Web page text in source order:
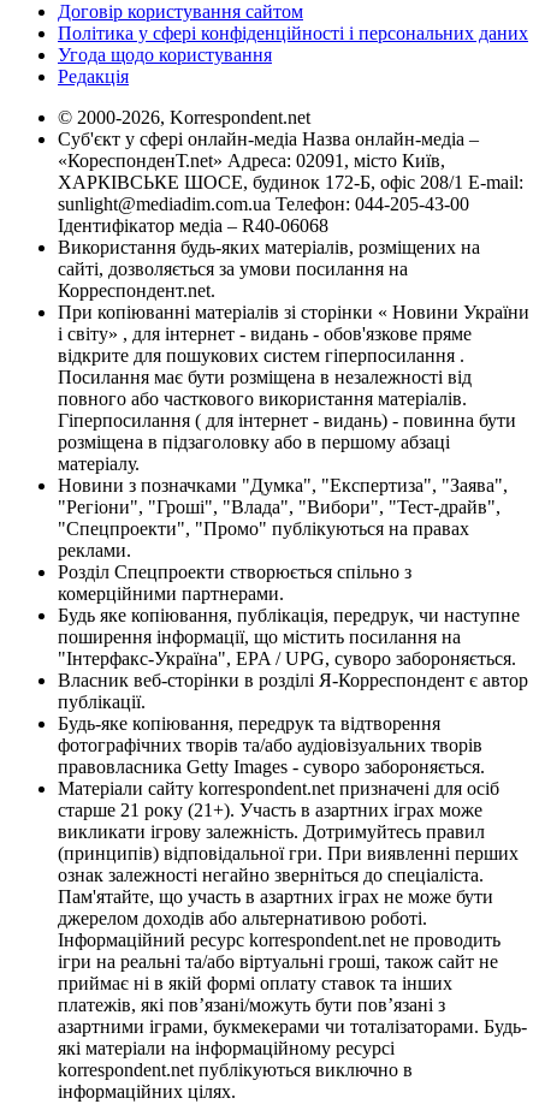
Договір користування сайтом
Політика у сфері конфіденційності і персональних даних
Угода щодо користування
Редакція
© 2000-2026, Korrespondent.net
Суб'єкт у сфері онлайн-медіа Назва онлайн-медіа –
«КореспонденТ.net» Адреса: 02091, місто Київ,
ХАРКІВСЬКЕ ШОСЕ, будинок 172-Б, офіс 208/1 E-mail:
sunlight@mediadim.com.ua Телефон: 044-205-43-00
Ідентифікатор медіа – R40-06068
Використання будь-яких матеріалів, розміщених на
сайті, дозволяється за умови посилання на
Корреспондент.net.
При копіюванні матеріалів зі сторінки « Новини України
і світу» , для інтернет - видань - обов'язкове пряме
відкрите для пошукових систем гіперпосилання .
Посилання має бути розміщена в незалежності від
повного або часткового використання матеріалів.
Гіперпосилання ( для інтернет - видань) - повинна бути
розміщена в підзаголовку або в першому абзаці
матеріалу.
Новини з позначками "Думка", "Експертиза", "Заява",
"Регіони", "Гроші", "Влада", "Вибори", "Тест-драйв",
"Спецпроекти", "Промо" публікуються на правах
реклами.
Розділ Спецпроекти створюється спільно з
комерційними партнерами.
Будь яке копіювання, публікація, передрук, чи наступне
поширення інформації, що містить посилання на
"Інтерфакс-Україна", EPA / UPG, суворо забороняється.
Власник веб-сторінки в розділі Я-Корреспондент є автор
публікації.
Будь-яке копіювання, передрук та відтворення
фотографічних творів та/або аудіовізуальних творів
правовласника Getty Images - суворо забороняється.
Матеріали сайту korrespondent.net призначені для осіб
старше 21 року (21+). Участь в азартних іграх може
викликати ігрову залежність. Дотримуйтесь правил
(принципів) відповідальної гри. При виявленні перших
ознак залежності негайно зверніться до спеціаліста.
Пам'ятайте, що участь в азартних іграх не може бути
джерелом доходів або альтернативою роботі.
Інформаційний ресурс korrespondent.net не проводить
ігри на реальні та/або віртуальні гроші, також сайт не
приймає ні в якій формі оплату ставок та інших
платежів, які пов’язані/можуть бути пов’язані з
азартними іграми, букмекерами чи тоталізаторами. Будь-
які матеріали на інформаційному ресурсі
korrespondent.net публікуються виключно в
інформаційних цілях.